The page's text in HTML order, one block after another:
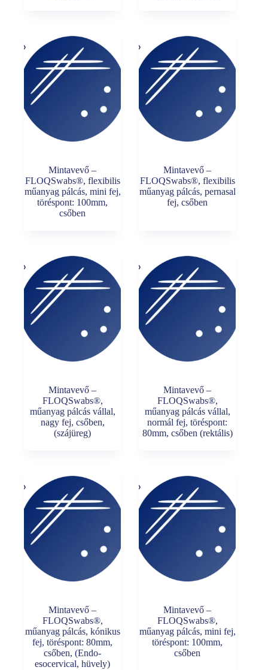
Mintavevő –
FLOQSwabs®, flexibilis
műanyag pálcás, mini fej,
töréspont: 100mm,
csőben
Mintavevő –
FLOQSwabs®, flexibilis
műanyag pálcás, pernasal
fej, csőben
Mintavevő –
FLOQSwabs®,
műanyag pálcás vállal,
nagy fej, csőben,
(szájüreg)
Mintavevő –
FLOQSwabs®,
műanyag pálcás vállal,
normál fej, töréspont:
80mm, csőben (rektális)
Mintavevő –
FLOQSwabs®,
műanyag pálcás, kónikus
fej, töréspont: 80mm,
csőben, (Endo-
esocervical, hüvely)
Mintavevő –
FLOQSwabs®,
műanyag pálcás, mini fej,
töréspont: 100mm,
csőben